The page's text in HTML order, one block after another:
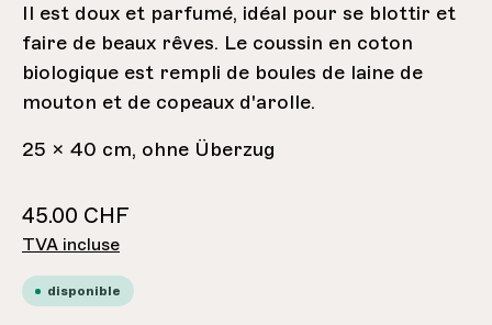
Il est doux et parfumé, idéal pour se blottir et
faire de beaux rêves. Le coussin en coton
biologique est rempli de boules de laine de
mouton et de copeaux d'arolle.
25 x 40 cm, ohne Überzug
45.00 CHF
TVA incluse
disponible